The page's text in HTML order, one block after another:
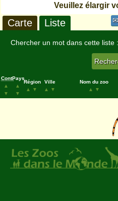
Veuillez élargir
Carte Liste
Chercher un mot dans cette liste :
Cont.
▲
▼
Pays
▲
▼
Région
▲
▼
Ville
▲
▼
Nom du zoo
▲
▼